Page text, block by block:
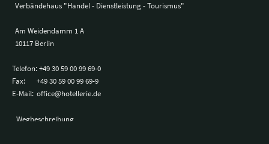
Verbändehaus "Handel - Dienstleistung - Tourismus"
Am Weidendamm 1 A
10117 Berlin
Telefon:+49 30 59 00 99 69-0
Fax:
+49 30 59 00 99 69-9
E-Mail: office@hotellerie.de
Wegbeschreibung